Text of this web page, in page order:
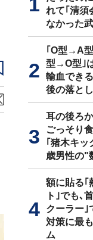
れて｢清須
なかった
｢O型→A
型→O型｣
輸血でき
後の落と
耳の後ろ
ごっそり
｢猪木キッ
歳男性の"
額に貼る｢
ト｣でも､
クーラー
対策に最
ム